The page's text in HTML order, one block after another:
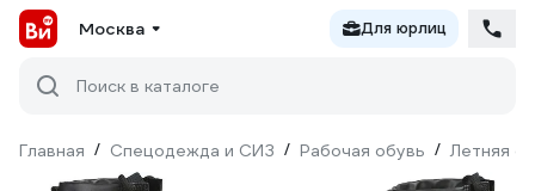
Москва Для юрлиц
Поиск в каталоге
Главная / Спецодежда и СИЗ / Рабочая обувь / Летняя